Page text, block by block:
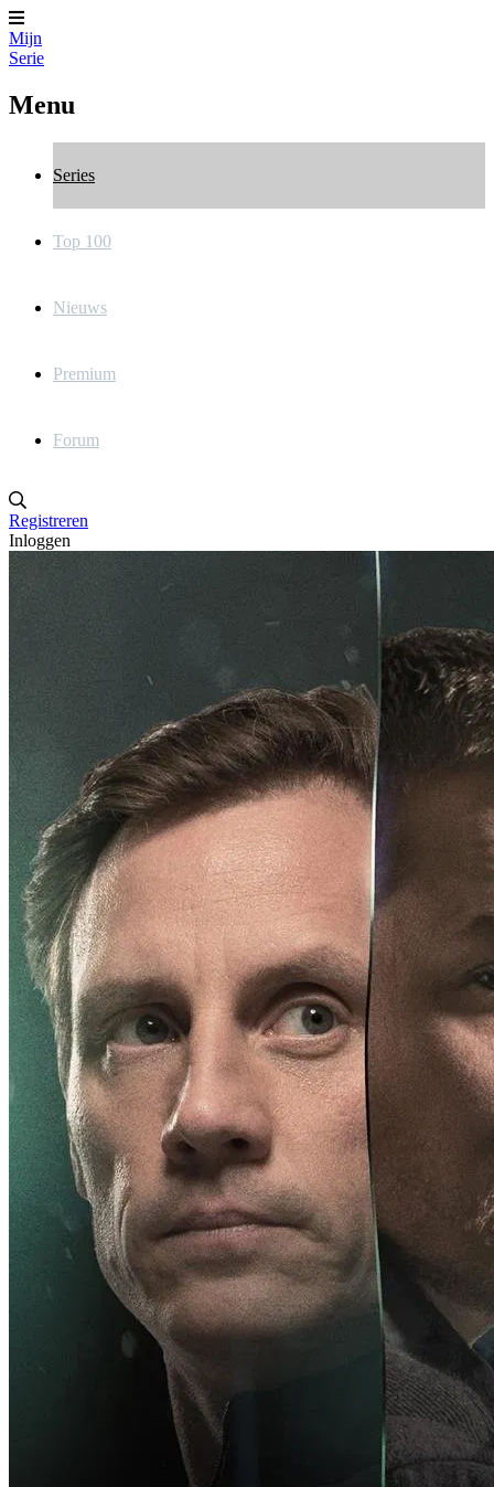
Mijn
Serie
Menu
Series
Top 100
Nieuws
Premium
Forum
Registreren
Inloggen